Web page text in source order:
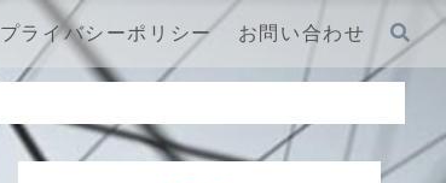
プライバシーポリシー お問い合わせ